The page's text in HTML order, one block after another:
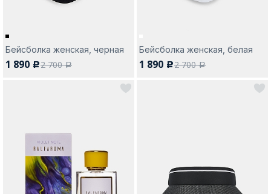
Да, все верно Изменить город
Покупателям
Бейсболка женская, черная
1 890 c2 700a
Бейсболка женская, белая
1 890 c2 700a